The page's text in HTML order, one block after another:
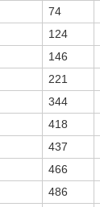
74
124
146
221
344
418
437
466
486